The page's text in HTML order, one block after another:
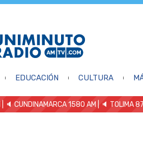
EDUCACIÓN CULTURA
| 🔈 CUNDINAMARCA 1580 AM | 🔈 TOLIMA